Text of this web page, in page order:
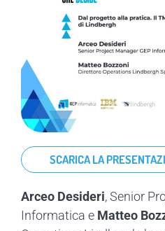
SCARICA LA
Arceo Desideri, Senior
Informatica e Matteo